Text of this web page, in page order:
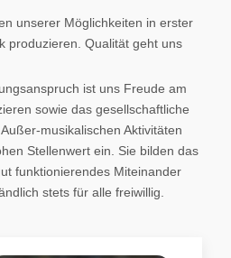
unserer Möglichkeiten in erster
produzieren. Qualität geht uns
ist uns Freude am
sowie das gesellschaftliche
musikalischen Aktivitäten
Stellenwert ein. Sie bilden das
funktionierendes Miteinander
stets für alle freiwillig.